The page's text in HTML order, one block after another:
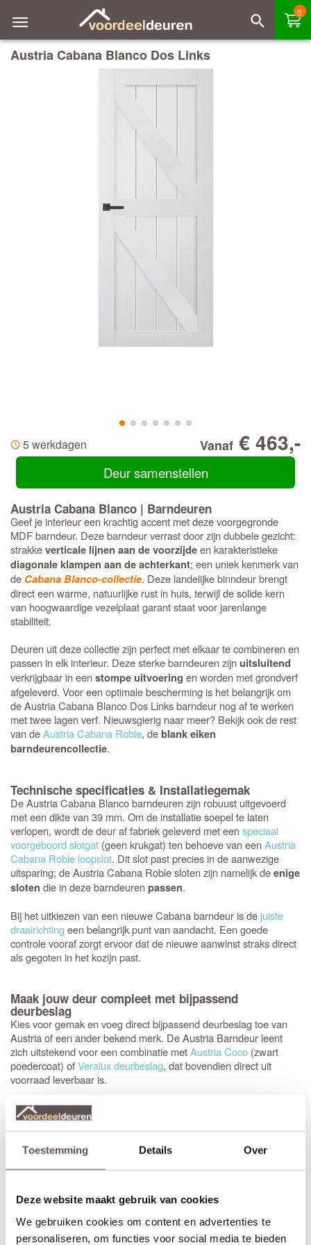
Toestemming Details Over
Deze website maakt gebruik van cookies
We gebruiken cookies om content en advertenties te
personaliseren, om functies voor social media te bieden
0
Austria Cabana Blanco Dos Links
5 werkdagen Vanaf € 463,-
Deur samenstellen
Austria Cabana Blanco | Barndeuren
Geef je interieur een krachtig accent met deze voorgegronde
MDF barndeur. Deze barndeur verrast door zijn dubbele gezicht:
strakkeverticale lijnen aan de voorzijdeen karakteristieke
diagonale klampen aan de achterkant; een uniek kenmerk van
de Cabana Blanco-collectie. Deze landelijke binndeur brengt
direct een warme, natuurlijke rust in huis, terwijl de solide kern
van hoogwaardige vezelplaat garant staat voor jarenlange
stabiliteit.
Deuren uit deze collectie zijn perfect met elkaar te combineren en
passen in elk interieur. Deze sterke barndeuren zijnuitsluitend
verkrijgbaar in eenstompe uitvoering en worden met grondverf
afgeleverd. Voor een optimale bescherming is het belangrijk om
de Austria Cabana Blanco Dos Links barndeur nog af te werken
met twee lagen verf. Nieuwsgierig naar meer? Bekijk ook de rest
van deAustria Cabana Roble, deblank eiken
barndeurencollectie.
Technische specificaties & Installatiegemak
De Austria Cabana Blanco barndeuren zijn robuust uitgevoerd
met een dikte van 39 mm. Om de installatie soepel te laten
verlopen, wordt de deur af fabriek geleverd met eenspeciaal
voorgeboord slotgat (geen krukgat) ten behoeve van eenAustria
Cabana Roble loopslot. Dit slot past precies in de aanwezige
uitsparing; de Austria Cabana Roble sloten zijn namelijk deenige
sloten die in deze barndeurenpassen.
Bij het uitkiezen van een nieuwe Cabana barndeur is de juiste
draairichtingeen belangrijk punt van aandacht. Een goede
controle vooraf zorgt ervoor dat de nieuwe aanwinst straks direct
als gegoten in het kozijn past.
Maak jouw deur compleet met bijpassend
deurbeslag
Kies voor gemak en voeg direct bijpassend deurbeslag toe van
Austria of een ander bekend merk. De Austria Barndeur leent
zich uitstekend voor een combinatie metAustria Coco (zwart
poedercoat) ofVeralux deurbeslag, dat bovendien direct uit
voorraad leverbaar is.
Het advies is om stompe deuren af te hangen met drie
scharnieren (231.5 cm hoog vier scharnieren). Meestal wordt
gekozen voor eenzwart 89 mm kogellagerscharnier met ronde
hoeken. Met het juiste gereedschap, zoals een freesmal, worden
Het is aan te raden om te kiezen voor eentochtvaldorpel
de hal en de woonkamer, zeker als de voordeur niet volledig
tochtvrij sluit. Voor slaapkamers is een valdorpel handig om geluid